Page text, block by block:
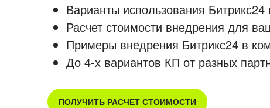
Варианты использования
Расчет стоимости внедрения для
Примеры внедрения Битрикс24 в
До 4-х вариантов КП от разных
ПОЛУЧИТЬ РАСЧЕТ СТОИМОСТИ